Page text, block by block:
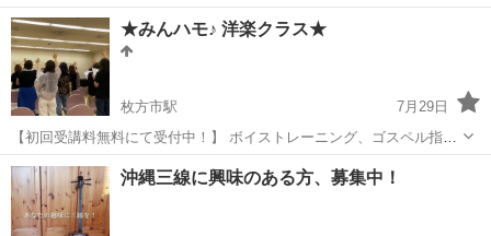
るゴージャスな「グランドハープ」、 ・中くらいのサイズの「アイリ
ッシュハープ」 ２種類のハープから選ぶことができます。 体験レッス
ンは（月）〜（土）で開催...
大阪 大阪市
★みんハモ♪ 洋楽クラス★
枚方市駅
7月29日
【初回受講料無料にて受付中！】 ボイストレーニング、ゴスペル指導
歴10年の講師が教える、みんなで洋楽をハモる講座です。 歌う曲は皆
さんがよくご存知の洋楽です。 《こんな方にピッタリ》 ・洋楽をカッ
コよ...
大阪 枚方市 枚方市駅 ボーカル 洋楽
沖縄三線に興味のある方、募集中！